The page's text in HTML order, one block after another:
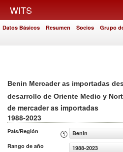
WITS
Datos Básicos Resumen Socios Grupo
Benin Mercader as importadas
desarrollo de Oriente Medio y
de mercader as importadas
1988-2023
País/Región
Benin
Rango de año
1988-2023